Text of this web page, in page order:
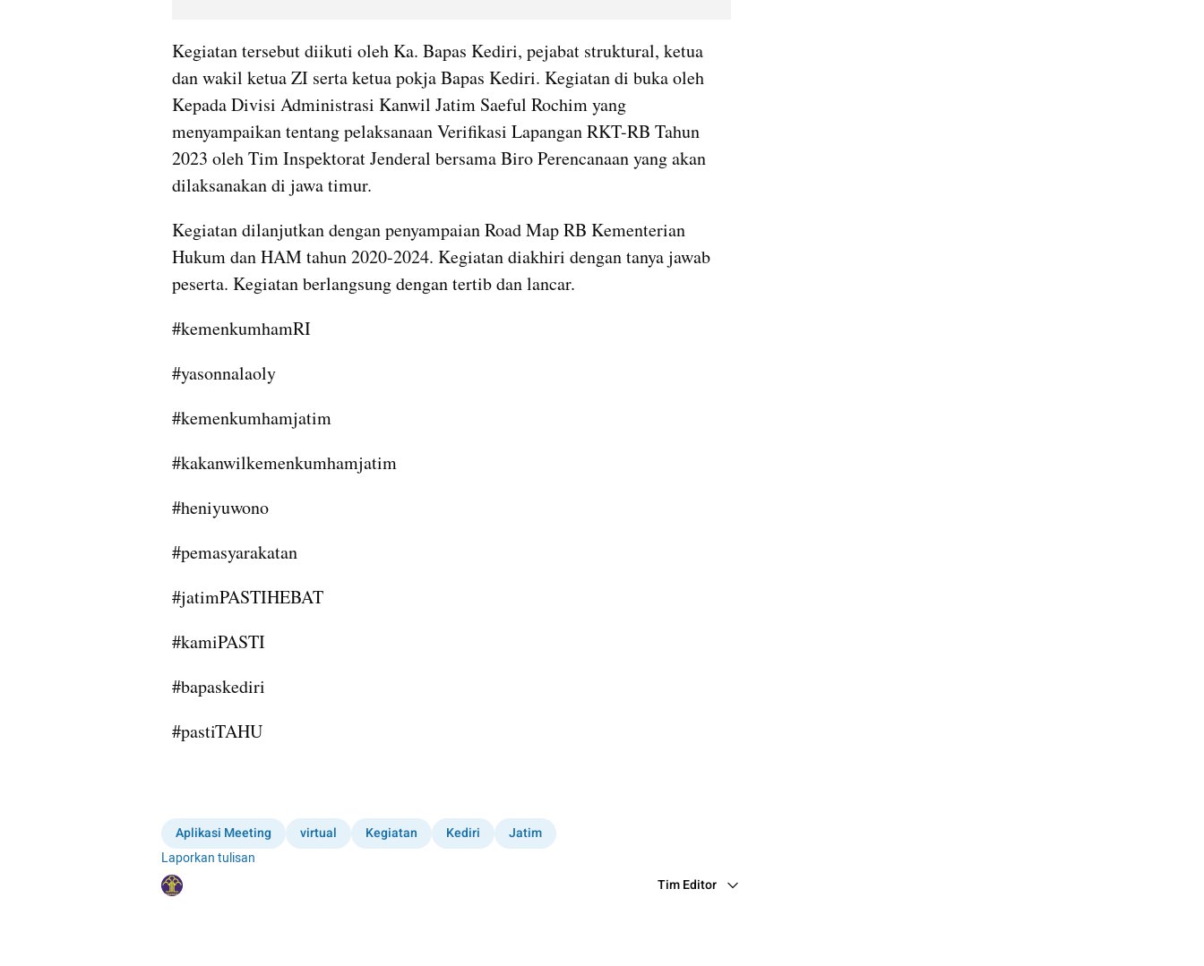
Kegiatan tersebut diikuti oleh Ka. Bapas Kediri, pejabat struktural, ketua
dan wakil ketua ZI serta ketua pokja Bapas Kediri. Kegiatan di buka oleh
Kepada Divisi Administrasi Kanwil Jatim Saeful Rochim yang
menyampaikan tentang pelaksanaan Verifikasi Lapangan RKT-RB Tahun
2023 oleh Tim Inspektorat Jenderal bersama Biro Perencanaan yang akan
dilaksanakan di jawa timur.
Kegiatan dilanjutkan dengan penyampaian Road Map RB Kementerian
Hukum dan HAM tahun 2020-2024. Kegiatan diakhiri dengan tanya jawab
peserta. Kegiatan berlangsung dengan tertib dan lancar.
#kemenkumhamRI
#yasonnalaoly
#kemenkumhamjatim
#kakanwilkemenkumhamjatim
#heniyuwono
#pemasyarakatan
#jatimPASTIHEBAT
#kamiPASTI
#bapaskediri
#pastiTAHU
Aplikasi Meeting virtual Kegiatan Kediri
Jatim
Laporkan tulisan
Tim Editor